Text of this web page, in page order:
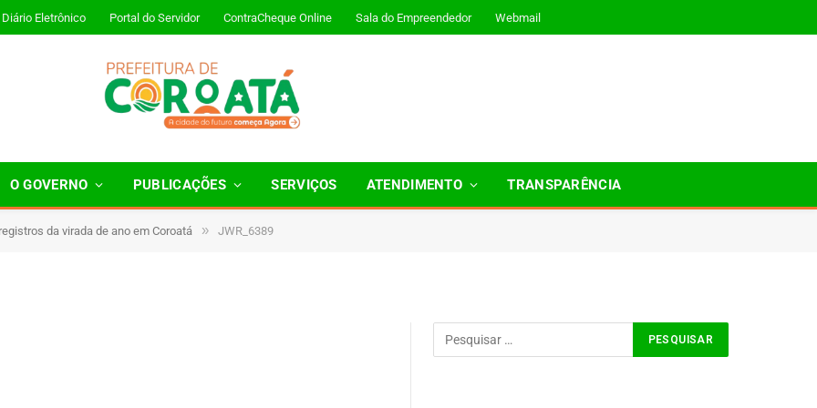
Diário Eletrônico Portal do Servidor ContraCheque Online Sala do Empreendedor Webmail
O GOVERNO PUBLICAÇÕES SERVIÇOS ATENDIMENTO TRANSPARÊNCIA
da virada de ano em Coroatá » JWR_6389